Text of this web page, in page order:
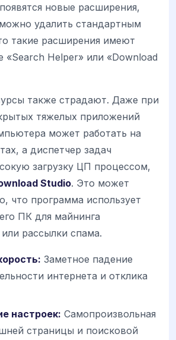
новые расширения,
удалить стандартным
такие расширения имеют
«Search Helper» или «Download
также страдают. Даже при
тяжелых приложений
может работать на
а диспетчер задач
загрузку ЦП процессом,
Studio. Это может
что программа использует
ПК для майнинга
рассылки спама.
Заметное падение
интернета и отклика
настроек: Самопроизвольная
страницы и поисковой